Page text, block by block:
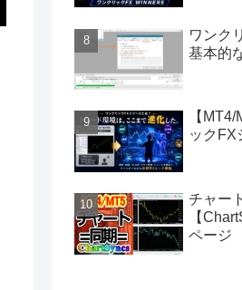
ワンク
基本的
【
ックFX
チャー
【
ページ